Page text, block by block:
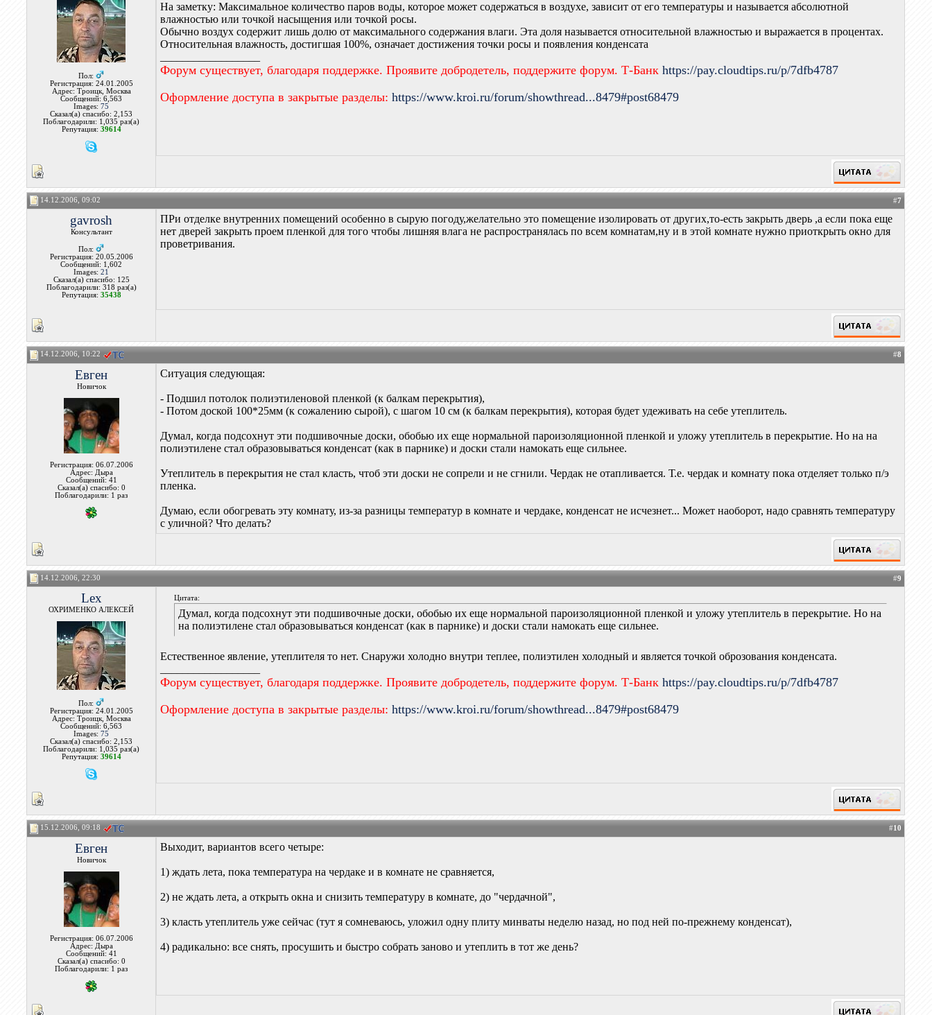
Пол:
Регистрация: 24.01.2005
Адрес: Троицк, Москва
Сообщений: 6,563
Images:75
Сказал(а) спасибо: 2,153
Поблагодарили: 1,035 раз(а)
Репутация: 39614
На заметку: Максимальное количество паров воды, которое может содержаться в воздухе, зависит от его температуры и называется абсолютной
влажностью или точкой насыщения или точкой росы.
Обычно воздух содержит лишь долю от максимального содержания влаги. Эта доля называется относительной влажностью и выражается в процентах.
Относительная влажность, достигшая 100%, означает достижения точки росы и появления конденсата
Форум существует, благодаря поддержке. Проявите добродетель, поддержите форум. Т-Банкhttps://pay.cloudtips.ru/p/7dfb4787
Оформление доступа в закрытые разделы:https://www.kroi.ru/forum/showthread...8479#post68479
14.12.2006, 09:02 #7
gavrosh
Консультант
Пол:
Регистрация: 20.05.2006
Сообщений: 1,602
Images:21
Сказал(а) спасибо: 125
Поблагодарили: 318 раз(а)
Репутация: 35438
ПРи отделке внутренних помещений особенно в сырую погоду,желательно это помещение изолировать от других,то-есть закрыть дверь ,а если пока еще
нет дверей закрыть проем пленкой для того чтобы лишняя влага не распространялась по всем комнатам,ну и в этой комнате нужно приоткрыть окно для
проветривания.
14.12.2006, 10:22 #8
Евген
Новичок
Регистрация: 06.07.2006
Адрес: Дыра
Сообщений: 41
Сказал(а) спасибо: 0
Поблагодарили: 1 раз
Ситуация следующая:
- Подшил потолок полиэтиленовой пленкой (к балкам перекрытия),
- Потом доской 100*25мм (к сожалению сырой), с шагом 10 см (к балкам перекрытия), которая будет удеживать на себе утеплитель.
Думал, когда подсохнут эти подшивочные доски, обобью их еще нормальной пароизоляционной пленкой и уложу утеплитель в перекрытие. Но на на
полиэтилене стал образовываться конденсат (как в парнике) и доски стали намокать еще сильнее.
Утеплитель в перекрытия не стал класть, чтоб эти доски не сопрели и не сгнили. Чердак не отапливается. Т.е. чердак и комнату пока отделяет только п/э
пленка.
Думаю, если обогревать эту комнату, из-за разницы температур в комнате и чердаке, конденсат не исчезнет... Может наоборот, надо сравнять температуру
с уличной? Что делать?
14.12.2006, 22:30 #9
Lex
ОХРИМЕНКО АЛЕКСЕЙ
Пол:
Регистрация: 24.01.2005
Адрес: Троицк, Москва
Сообщений: 6,563
Images:75
Сказал(а) спасибо: 2,153
Поблагодарили: 1,035 раз(а)
Репутация: 39614
Цитата:
Думал, когда подсохнут эти подшивочные доски, обобью их еще нормальной пароизоляционной пленкой и уложу утеплитель в перекрытие. Но на
на полиэтилене стал образовываться конденсат (как в парнике) и доски стали намокать еще сильнее.
Естественное явление, утеплителя то нет. Снаружи холодно внутри теплее, полиэтилен холодный и является точкой оброзования конденсата.
Форум существует, благодаря поддержке. Проявите добродетель, поддержите форум. Т-Банкhttps://pay.cloudtips.ru/p/7dfb4787
Оформление доступа в закрытые разделы:https://www.kroi.ru/forum/showthread...8479#post68479
15.12.2006, 09:18 #10
Евген
Новичок
Регистрация: 06.07.2006
Адрес: Дыра
Сообщений: 41
Сказал(а) спасибо: 0
Поблагодарили: 1 раз
Выходит, вариантов всего четыре:
1) ждать лета, пока температура на чердаке и в комнате не сравняется,
2) не ждать лета, а открыть окна и снизить температуру в комнате, до "чердачной",
3) класть утеплитель уже сейчас (тут я сомневаюсь, уложил одну плиту минваты неделю назад, но под ней по-прежнему конденсат),
4) радикально: все снять, просушить и быстро собрать заново и утеплить в тот же день?